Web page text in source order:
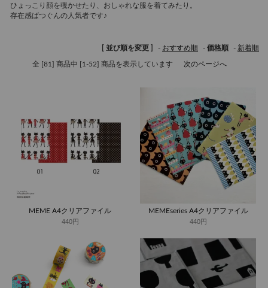
ひょっこり顔を覗かせたり、おしゃれな服を着てみたり。
存在感ばつぐんの人気者です♪
[ 並び順を変更 ] - おすすめ順 - 価格順 - 新着順
全 [81] 商品中 [1-52] 商品を表示しています 次のページへ
MEME A4クリアファイル
440円
MEMEseries A4クリアファイル
440円